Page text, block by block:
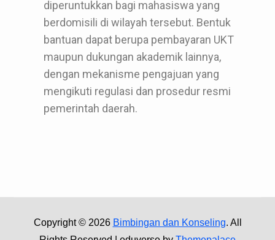
diperuntukkan bagi mahasiswa yang
berdomisili di wilayah tersebut. Bentuk
bantuan dapat berupa pembayaran UKT
maupun dukungan akademik lainnya,
dengan mekanisme pengajuan yang
mengikuti regulasi dan prosedur resmi
pemerintah daerah.
Copyright © 2026 Bimbingan dan Konseling. All